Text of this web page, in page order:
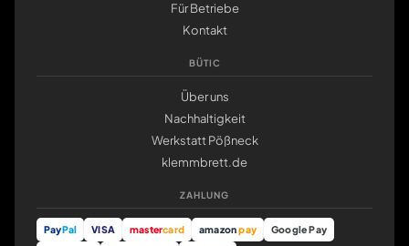
Für Betriebe
Kontakt
BÜTIC
Über uns
Nachhaltigkeit
Werkstatt Pößneck
klemmbrett.de
ZAHLUNG
PayPal VISA mastercard amazonpay
Google Pay